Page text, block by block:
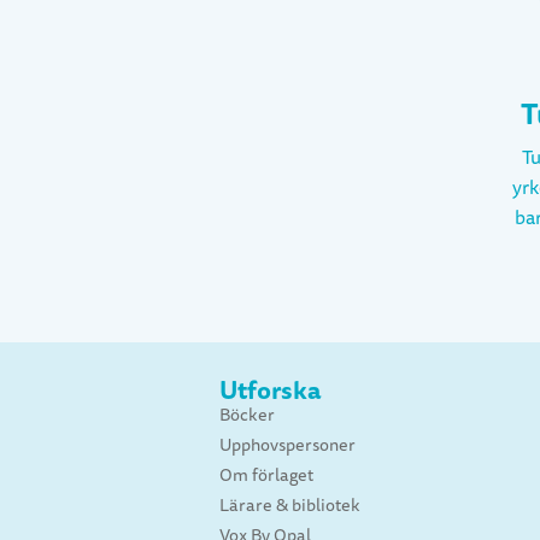
Utforska
Böcker
Upphovspersoner
Om förlaget
Lärare & bibliotek